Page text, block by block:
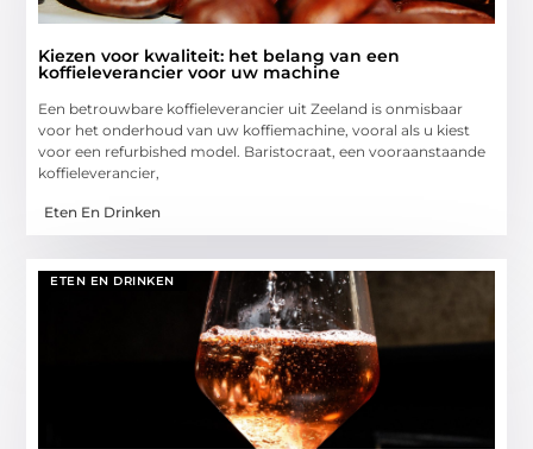
Kiezen voor kwaliteit: het belang van een
koffieleverancier voor uw machine
Een betrouwbare koffieleverancier uit Zeeland is onmisbaar
voor het onderhoud van uw koffiemachine, vooral als u kiest
voor een refurbished model. Baristocraat, een vooraanstaande
koffieleverancier,
Eten En Drinken
ETEN EN DRINKEN